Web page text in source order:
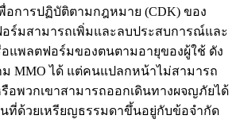
อการปฏิบัติตามกฎหมาย (CDK) ของ
ร์มสามารถเพิ่มและลบประสบการณ์และ
อแพลตฟอร์มของตนตามอายุของผู้ใช้ ดัง
ม MMO ได้ แต่คนแปลกหน้าไม่สามารถ
อพวกเขาสามารถออกเดินทางผจญภัยได้
ที่ด้วยเหรียญธรรมดาขึ้นอยู่กับข้อจำกัด